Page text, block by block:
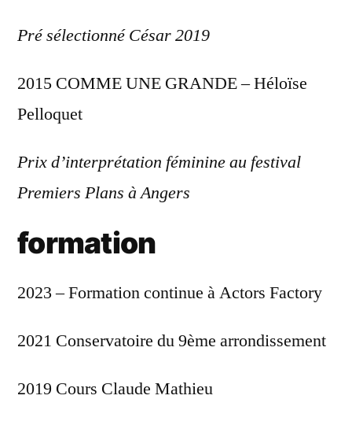
Pré sélectionné César 2019
2015 COMME UNE GRANDE – Héloïse
Pelloquet
Prix d’interprétation féminine au festival
Premiers Plans à Angers
formation
2023 – Formation continue à Actors Factory
2021 Conservatoire du 9ème arrondissement
2019 Cours Claude Mathieu